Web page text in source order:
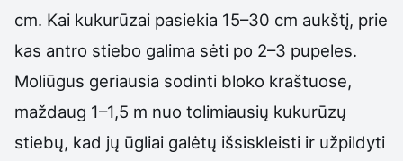
cm. Kai kukurūzai pasiekia 15–30 cm aukštį, prie
kas antro stiebo galima sėti po 2–3 pupeles.
Moliūgus geriausia sodinti bloko kraštuose,
maždaug 1–1,5 m nuo tolimiausių kukurūzų
stiebų, kad jų ūgliai galėtų išsiskleisti ir užpildyti